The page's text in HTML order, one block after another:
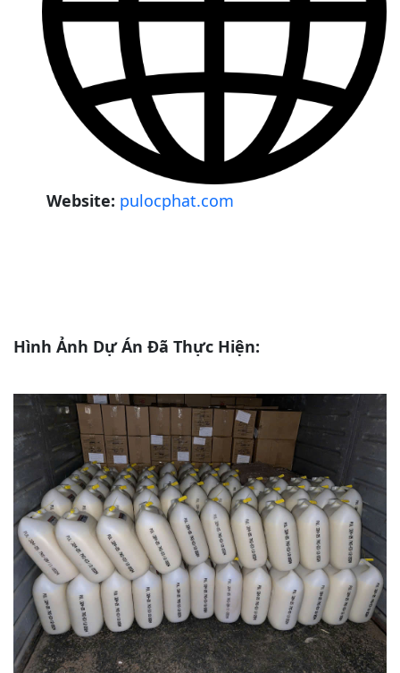
Website: pulocphat.com
Hình Ảnh Dự Án Đã Thực Hiện: